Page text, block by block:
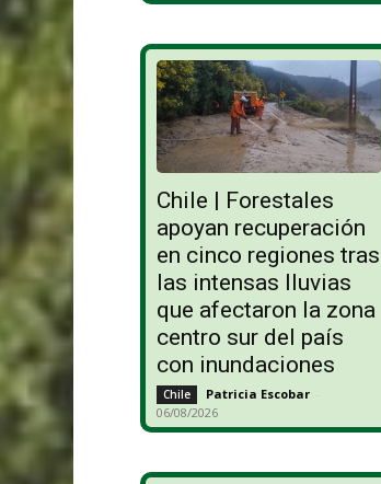
Chile | Forestales
apoyan recuperación
en cinco regiones tras
las intensas lluvias
que afectaron la zona
centro sur del país
con inundaciones
Chile Patricia Escobar -
06/08/2026